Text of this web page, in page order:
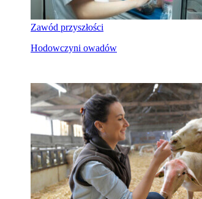
Zawód przyszłości
Hodowczyni owadów